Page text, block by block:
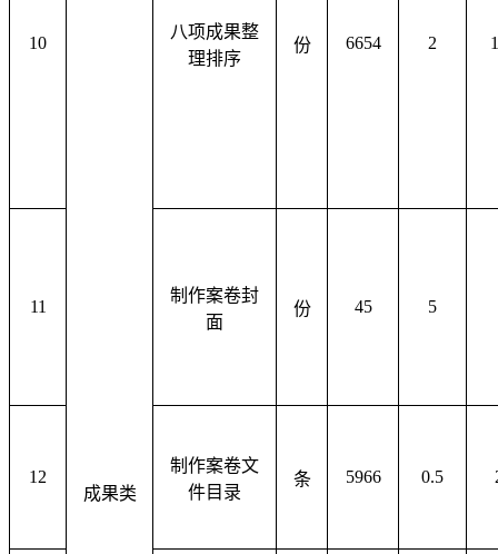
10
成果类
八项成果整
理排序
份 6654 2
11
制作案卷封
面
份 45 5
12
制作案卷文
件目录
条 5966 0.5